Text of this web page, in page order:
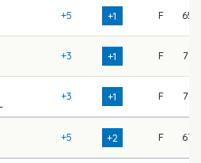
+5 +1 F 65
+3 +1 F 71
+3 +1 F 71
+5 +2 F 67